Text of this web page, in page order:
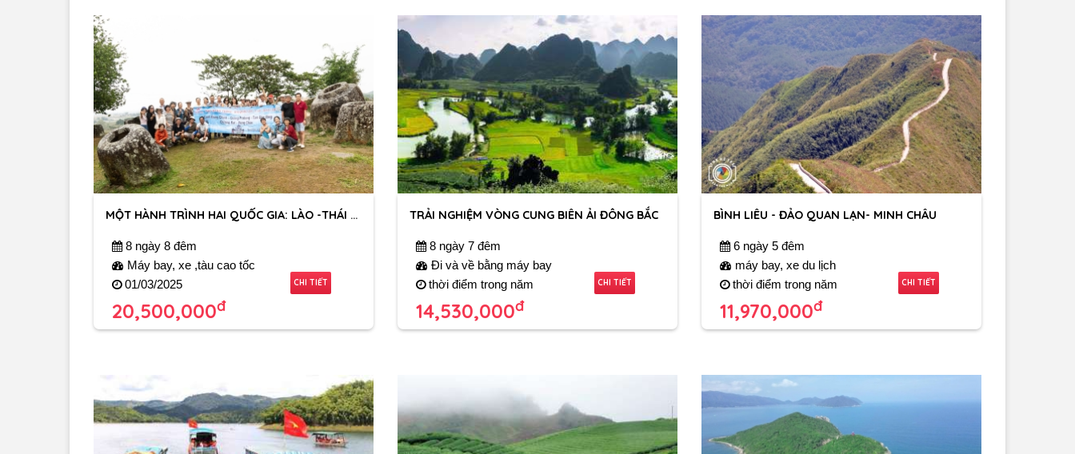
MỘT HÀNH TRÌNH HAI QUỐC GIA: LÀO -THÁI LAN
8 ngày 8 đêm
Máy bay, xe ,tàu cao tốc
01/03/2025
20,500,000đ
CHI TIẾT
TRẢI NGHIỆM VÒNG CUNG BIÊN ẢI ĐÔNG BẮC
8 ngày 7 đêm
Đi và về bằng máy bay
thời điểm trong năm
14,530,000đ
CHI TIẾT
BÌNH LIÊU - ĐẢO QUAN LẠN- MINH CHÂU
6 ngày 5 đêm
máy bay, xe du lịch
thời điểm trong năm
11,970,000đ
CHI TIẾT